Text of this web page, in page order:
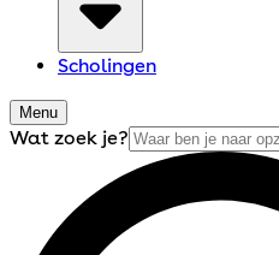
Scholingen
Menu
Wat zoek je?